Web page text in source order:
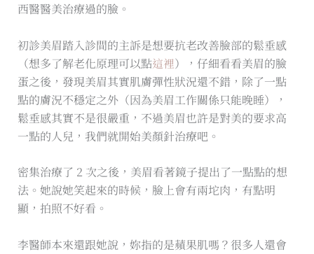
西醫醫美治療過的臉。
初診美眉踏入診間的主訴是想要抗老改善臉部的鬆垂感
（想多了解老化原理可以點這裡），仔細看看美眉的臉
蛋之後，發現美眉其實肌膚彈性狀況還不錯，除了一點
點的膚況不穩定之外（因為美眉工作關係只能晚睡），
鬆垂感其實不是很嚴重，不過美眉也許是對美的要求高
一點的人兒，我們就開始美顏針治療吧。
密集治療了 2 次之後，美眉看著鏡子提出了一點點的想
法。她說她笑起來的時候，臉上會有兩坨肉，有點明
顯，拍照不好看。
李醫師本來還跟她說，妳指的是蘋果肌嗎？很多人還會